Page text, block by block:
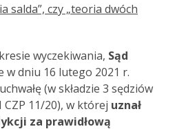
salda”, czy „teoria dwóch
wyczekiwania, Sąd
w dniu 16 lutego 2021 r.
(w składzie 3 sędziów
11/20), w której uznał
za prawidłową